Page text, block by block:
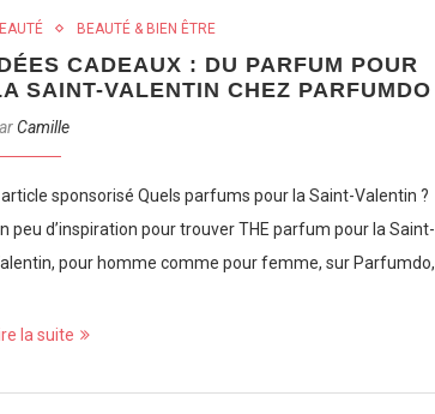
BEAUTÉ & BIEN ÊTRE
CADEAUX : DU PARFUM POUR
SAINT-VALENTIN CHEZ PARFUMDO
Camille
sponsorisé Quels parfums pour la Saint-Valentin ?
peu d’inspiration pour trouver THE parfum pour la Saint-
pour homme comme pour femme, sur Parfumdo,
la suite